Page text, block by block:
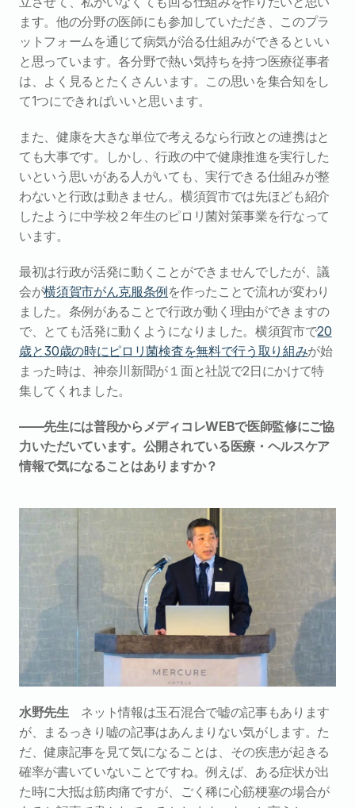
ます。他の分野の医師にも参加していただき、このプラ
ットフォームを通じて病気が治る仕組みができるといい
と思っています。各分野で熱い気持ちを持つ医療従事者
は、よく見るとたくさんいます。この思いを集合知をし
て1つにできればいいと思います。
また、健康を大きな単位で考えるなら行政との連携はと
ても大事です。しかし、行政の中で健康推進を実行した
いという思いがある人がいても、実行できる仕組みが整
わないと行政は動きません。横須賀市では先ほども紹介
したように中学校２年生のピロリ菌対策事業を行なって
います。
最初は行政が活発に動くことができませんでしたが、議
会が横須賀市がん克服条例を作ったことで流れが変わり
ました。条例があることで行政が動く理由ができますの
で、とても活発に動くようになりました。横須賀市で20
歳と30歳の時にピロリ菌検査を無料で行う取り組みが始
まった時は、神奈川新聞が１面と社説で2日にかけて特
集してくれました。
――先生には普段からメディコレWEBで医師監修にご協
力いただいています。公開されている医療・ヘルスケア
情報で気になることはありますか？
水野先生 ネット情報は玉石混合で嘘の記事もあります
が、まるっきり嘘の記事はあんまりない気がします。た
だ、健康記事を見て気になることは、その疾患が起きる
確率が書いていないことですね。例えば、ある症状が出
た時に大抵は筋肉痛ですが、ごく稀に心筋梗塞の場合が